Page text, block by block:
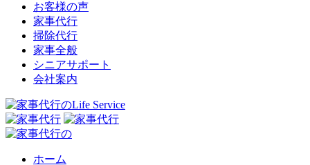
お客様の声
家事代行
掃除代行
家事全般
シニアサポート
会社案内
ホーム